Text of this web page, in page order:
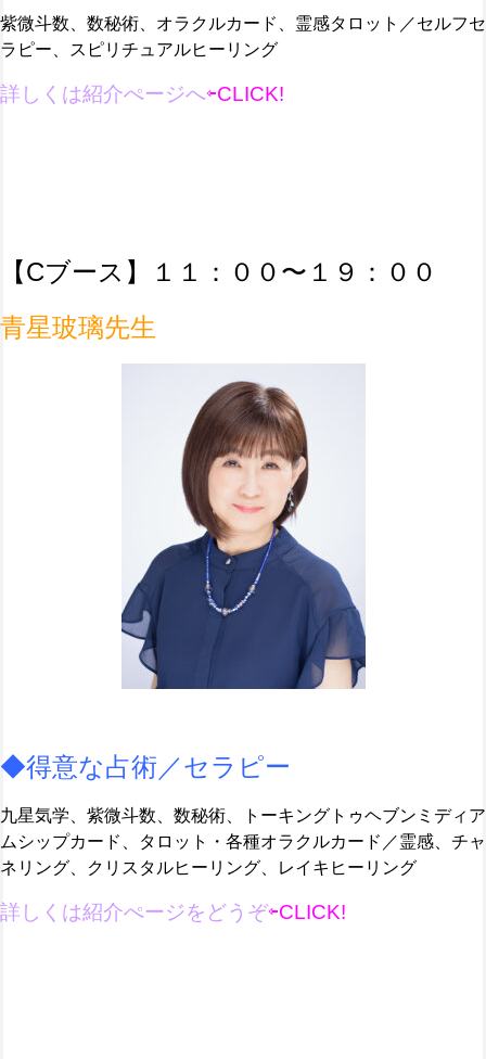
紫微斗数、数秘術、オラクルカード、霊感タロット／セルフセ
ラピー、スピリチュアルヒーリング
詳しくは紹介ぺージへ⇦CLICK!
【Cブース】１１：００〜１９：００
青星玻璃先生
◆得意な占術／セラピー
九星気学、紫微斗数、数秘術、トーキングトゥヘブンミディア
ムシップカード、タロット・各種オラクルカード／霊感、チャ
ネリング、クリスタルヒーリング、レイキヒーリング
詳しくは紹介ぺージを どうぞ⇦CLICK!